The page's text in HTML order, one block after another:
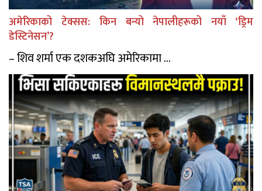
अमेरिकाको टेक्सस: किन बन्यो नेपालीहरूको नयाँ ‘ड्रिम
डेस्टिनेसन’?
– शिव शर्मा एक दशकअघि अमेरिकामा ...